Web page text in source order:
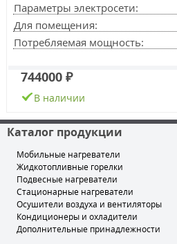
Параметры электросети:
Для помещения:
Потребляемая мощность:
744000 ₽
В наличии
Каталог продукции
Мобильные нагреватели
Жидкотопливные горелки
Подвесные нагреватели
Стационарные нагреватели
Осушители воздуха и вентиляторы
Кондиционеры и охладители
Дополнительные принадлежности